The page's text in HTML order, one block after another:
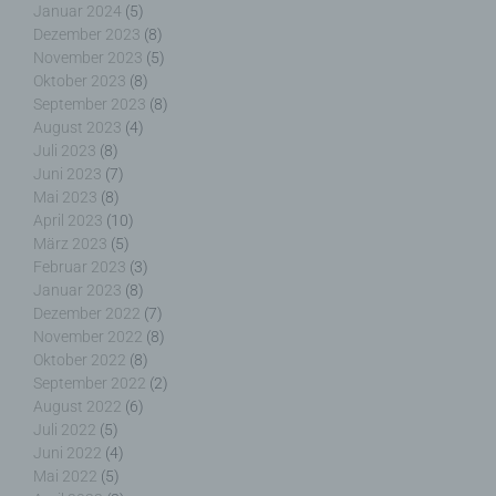
Januar 2024 (5)
Dezember 2023 (8)
November 2023 (5)
Oktober 2023 (8)
September 2023 (8)
August 2023 (4)
Juli 2023 (8)
Juni 2023 (7)
Mai 2023 (8)
April 2023 (10)
März 2023 (5)
Februar 2023 (3)
Januar 2023 (8)
Dezember 2022 (7)
November 2022 (8)
Oktober 2022 (8)
September 2022 (2)
August 2022 (6)
Juli 2022 (5)
Juni 2022 (4)
Mai 2022 (5)
Empfänger ist eine natürliche oder juristische
Person, Behörde, Einrichtung oder andere Stelle,
der personenbezogene Daten offengelegt werden,
unabhängig davon, ob es sich bei ihr um einen
Dritten handelt oder nicht. Behörden, die im
Rahmen eines bestimmten Untersuchungsauftrags
nach dem Unionsrecht oder dem Recht der
Mitgliedstaaten möglicherweise
personenbezogene Daten erhalten, gelten jedoch
nicht als Empfänger.
j) Dritter
Dritter ist eine natürliche oder juristische Person,
Behörde, Einrichtung oder andere Stelle außer der
betroffenen Person, dem Verantwortlichen, dem
Auftragsverarbeiter und den Personen, die unter
der unmittelbaren Verantwortung des